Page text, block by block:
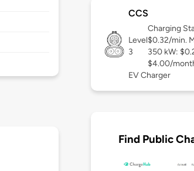
CCS
Level
3
Charging
$0.32/min.
350 kW:
$4.00/
EV Charger
Find Public